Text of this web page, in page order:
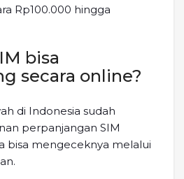
Rp100.000 hingga
bisa
secara online?
di Indonesia sudah
perpanjangan SIM
bisa mengeceknya melalui